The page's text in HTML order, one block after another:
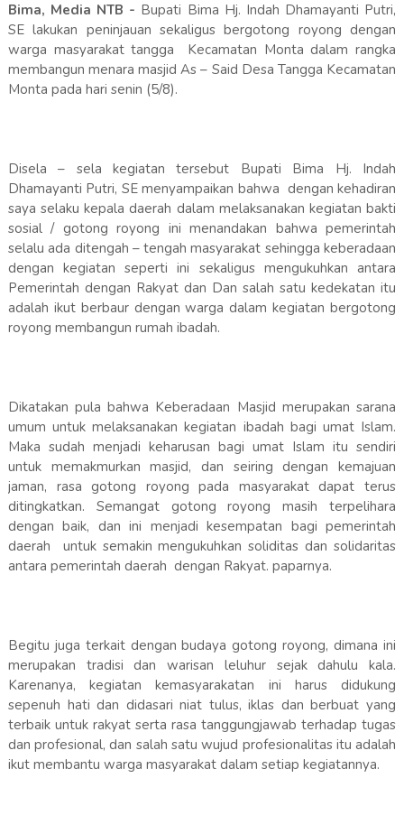
Bima, Media NTB - Bupati Bima Hj. Indah Dhamayanti Putri,
SE lakukan peninjauan sekaligus bergotong royong dengan
warga masyarakat tangga Kecamatan Monta dalam rangka
membangun menara masjid As – Said Desa Tangga Kecamatan
Monta pada hari senin (5/8).
Disela – sela kegiatan tersebut Bupati Bima Hj. Indah
Dhamayanti Putri, SE menyampaikan bahwa dengan kehadiran
saya selaku kepala daerah dalam melaksanakan kegiatan bakti
sosial / gotong royong ini menandakan bahwa pemerintah
selalu ada ditengah – tengah masyarakat sehingga keberadaan
dengan kegiatan seperti ini sekaligus mengukuhkan antara
Pemerintah dengan Rakyat dan Dan salah satu kedekatan itu
adalah ikut berbaur dengan warga dalam kegiatan bergotong
royong membangun rumah ibadah.
Dikatakan pula bahwa Keberadaan Masjid merupakan sarana
umum untuk melaksanakan kegiatan ibadah bagi umat Islam.
Maka sudah menjadi keharusan bagi umat Islam itu sendiri
untuk memakmurkan masjid, dan seiring dengan kemajuan
jaman, rasa gotong royong pada masyarakat dapat terus
ditingkatkan. Semangat gotong royong masih terpelihara
dengan baik, dan ini menjadi kesempatan bagi pemerintah
daerah untuk semakin mengukuhkan soliditas dan solidaritas
antara pemerintah daerah dengan Rakyat. paparnya.
Begitu juga terkait dengan budaya gotong royong, dimana ini
merupakan tradisi dan warisan leluhur sejak dahulu kala.
Karenanya, kegiatan kemasyarakatan ini harus didukung
sepenuh hati dan didasari niat tulus, iklas dan berbuat yang
terbaik untuk rakyat serta rasa tanggungjawab terhadap tugas
dan profesional, dan salah satu wujud profesionalitas itu adalah
ikut membantu warga masyarakat dalam setiap kegiatannya.